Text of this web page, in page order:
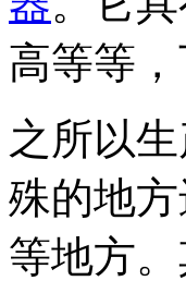
高等等
之所以
殊的地
等地方